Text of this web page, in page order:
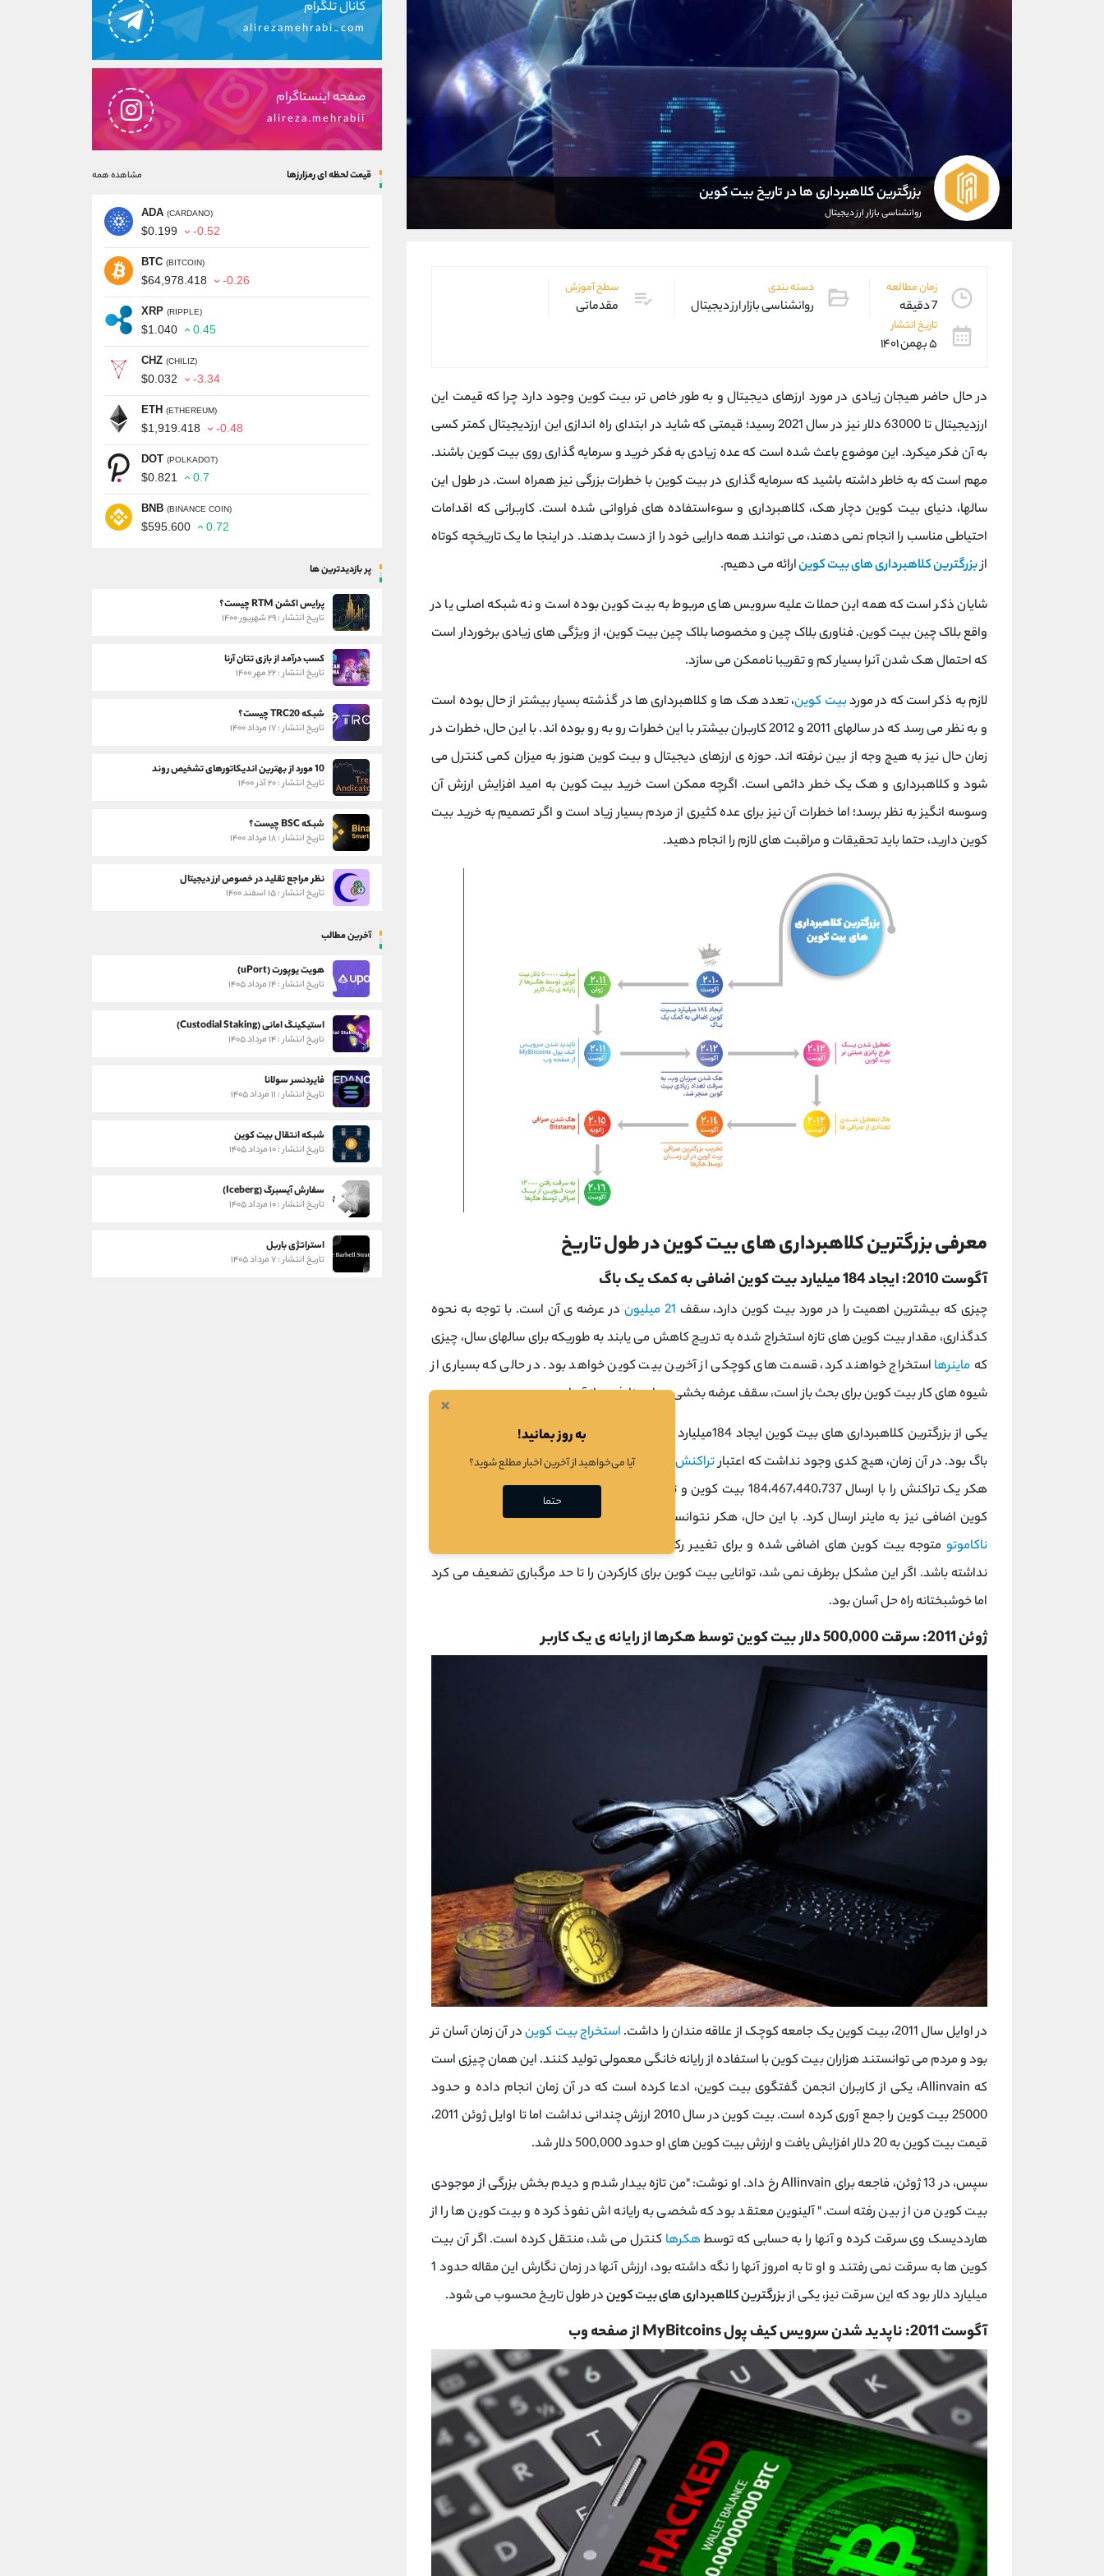
بزرگترین کلاهبرداری ها در تاریخ بیت کوین
روانشناسی بازار ارز دیجیتال
زمان مطالعه
7 دقیقه
دسته بندی
روانشناسی بازار ارز دیجیتال
سطح آموزش
مقدماتی
تاریخ انتشار
۵ بهمن ۱۴۰۱
در حال حاضر هیجان زیادی در مورد ارزهای دیجیتال و به طور خاص تر، بیت کوین وجود دارد چرا که قیمت این
ارزدیجیتال تا 63000 دلار نیز در سال 2021 رسید؛ قیمتی که شاید در ابتدای راه اندازی این ارزدیجیتال کمتر کسی
به آن فکر میکرد. این موضوع باعث شده است که عده زیادی به فکر خرید و سرمایه گذاری روی بیت کوین باشند.
مهم است که به خاطر داشته باشید که سرمایه گذاری در بیت کوین با خطرات بزرگی نیز همراه است. در طول این
سالها، دنیای بیت کوین دچار هک، کلاهبرداری و سوءاستفاده های فراوانی شده است. کاربرانی که اقدامات
احتیاطی مناسب را انجام نمی دهند، می توانند همه دارایی خود را از دست بدهند. در اینجا ما یک تاریخچه کوتاه
ازبزرگترین کلاهبرداری های بیت کوینارائه می دهیم.
شایان ذکر است که همه این حملات علیه سرویس های مربوط به بیت کوین بوده است و نه شبکه اصلی یا در
واقع بلاک چین بیت کوین. فناوری بلاک چین و مخصوصا بلاک چین بیت کوین، از ویژگی های زیادی برخوردار است
که احتمال هک شدن آنرا بسیار کم و تقریبا ناممکن می سازد.
لازم به ذکر است که در موردبیت کوین، تعدد هک ها و کلاهبرداری ها در گذشته بسیار بیشتر از حال بوده است
و به نظر می رسد که در سالهای 2011 و 2012 کاربران بیشتر با این خطرات رو به رو بوده اند. با این حال، خطرات در
زمان حال نیز به هیچ وجه از بین نرفته اند. حوزه ی ارزهای دیجیتال و بیت کوین هنوز به میزان کمی کنترل می
شود و کلاهبرداری و هک یک خطر دائمی است. اگرچه ممکن است خرید بیت کوین به امید افزایش ارزش آن
وسوسه انگیز به نظر برسد؛ اما خطرات آن نیز برای عده کثیری از مردم بسیار زیاد است و اگر تصمیم به خرید بیت
کوین دارید، حتما باید تحقیقات و مراقبت های لازم را انجام دهید.
معرفی بزرگترین کلاهبرداری های بیت کوین در طول تاریخ
آگوست 2010: ایجاد 184 میلیارد بیت کوین اضافی به کمک یک باگ
چیزی که بیشترین اهمیت را در مورد بیت کوین دارد، سقف 21 میلیون
در عرضه ی آن است. با توجه به نحوه
کدگذاری، مقدار بیت کوین های تازه استخراج شده به تدریج کاهش می یابند به طوریکه برای سالهای سال، چیزی
که ماینرها استخراج خواهند کرد، قسمت های کوچکی از آخرین بیت کوین خواهد بود. در حالی که بسیاری از
شیوه های کار بیت کوین برای بحث باز است، سقف عرضه بخشی جدایی ناپذیری از آن است.
باگ بود. در آن زمان، هیچ کدی وجود نداشت که اعتبارتراکنشهای بیش از حد بزرگ را بررسی کند. بنابراین، یک
کوین اضافی نیز به ماینر ارسال کرد. با این حال، هکر نتوانست با موفقیت از پس آن کار برآید. تیم
ناکاموتومتوجه بیت کوین های اضافی شده و برای تغییر رکورد، یک
نداشته باشد. اگر این مشکل برطرف نمی شد، توانایی بیت کوین برای کارکردن را تا حد مرگباری تضعیف می کرد
اما خوشبختانه راه حل آسان بود.
ژوئن 2011: سرقت 500,000 دلار بیت کوین توسط هکرها از رایانه ی یک کاربر
در اوایل سال 2011، بیت کوین یک جامعه کوچک از علاقه مندان را داشت. استخراج بیت کویندر آن زمان آسان تر
بود و مردم می توانستند هزاران بیت کوین با استفاده از رایانه خانگی معمولی تولید کنند. این همان چیزی است
که Allinvain، یکی از کاربران انجمن گفتگوی بیت کوین، ادعا کرده است که در آن زمان انجام داده و حدود
25000 بیت کوین را جمع آوری کرده است. بیت کوین در سال 2010 ارزش چندانی نداشت اما تا اوایل ژوئن 2011،
قیمت بیت کوین به 20 دلار افزایش یافت و ارزش بیت کوین های او حدود 500,000 دلار شد.
سپس، در 13 ژوئن، فاجعه برای Allinvain رخ داد. او نوشت: "من تازه بیدار شدم و دیدم بخش بزرگی از موجودی
بیت کوین من از بین رفته است." آلینوین معتقد بود که شخصی به رایانه اش نفوذ کرده و بیت کوین ها را از
هارددیسک وی سرقت کرده و آنها را به حسابی که توسطهکرها کنترل می شد، منتقل کرده است. اگر آن بیت
کوین ها به سرقت نمی رفتند و او تا به امروز آنها را نگه داشته بود، ارزش آنها در زمان نگارش این مقاله حدود 1
میلیارد دلار بود که این سرقت نیز، یکی ازبزرگترین کلاهبرداری های بیت کویندر طول تاریخ محسوب می شود.
آگوست 2011: ناپدید شدن سرویس کیف پول MyBitcoins از صفحه وب
کانال تلگرام
alirezamehrabi_com
صفحه اینستاگرام
alireza.mehrabii
قیمت لحظه ای رمزارزها مشاهده همه
ADA (CARDANO)
$0.199 -0.52
BTC (BITCOIN)
$64,978.418 -0.26
XRP (RIPPLE)
$1.040 0.45
CHZ (CHILIZ)
$0.032 -3.34
ETH (ETHEREUM)
$1,919.418 -0.48
DOT (POLKADOT)
$0.821 0.7
BNB (BINANCE COIN)
$595.600 0.72
پر بازدیدترین ها
پرایس اکشن RTM چیست؟
تاریخ انتشار : ۲۹ شهریور ۱۴۰۰
کسب درآمد از بازی تتان آرنا
تاریخ انتشار : ۲۲ مهر ۱۴۰۰
شبکه TRC20 چیست؟
تاریخ انتشار : ۱۷ مرداد ۱۴۰۰
10 مورد از بهترین اندیکاتورهای تشخیص روند
تاریخ انتشار : ۲۰ آذر ۱۴۰۰
شبکه BSC چیست؟
تاریخ انتشار : ۱۸ مرداد ۱۴۰۰
نظر مراجع تقلید در خصوص ارز دیجیتال
تاریخ انتشار : ۱۵ اسفند ۱۴۰۰
آخرین مطالب
هویت یوپورت (uPort)
تاریخ انتشار : ۱۴ مرداد ۱۴۰۵
استیکینگ امانی (Custodial Staking)
تاریخ انتشار : ۱۴ مرداد ۱۴۰۵
فایردنسر سولانا
تاریخ انتشار : ۱۱ مرداد ۱۴۰۵
شبکه انتقال بیت کوین
تاریخ انتشار : ۱۰ مرداد ۱۴۰۵
سفارش آیسبرگ (Iceberg)
تاریخ انتشار : ۱۰ مرداد ۱۴۰۵
استراتژی باربل
تاریخ انتشار : ۷ مرداد ۱۴۰۵
×
به روز بمانید!
آیا می‌خواهید از آخرین اخبار مطلع شوید؟
حتما